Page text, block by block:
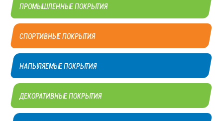
ПРОМЫШЛЕННЫЕ ПОКРЫТИЯ
СПОРТИВНЫЕ ПОКРЫТИЯ
НАПЫЛЯЕМЫЕ ПОКРЫТИЯ
ДЕКОРАТИВНЫЕ ПОКРЫТИЯ